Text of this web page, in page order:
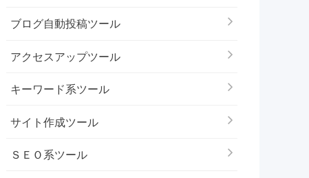
ブログ自動投稿ツール
アクセスアップツール
キーワード系ツール
サイト作成ツール
ＳＥＯ系ツール